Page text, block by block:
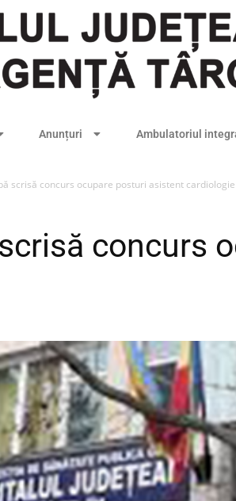
Anunțuri Ambulatoriul
scrisă concurs ocupare posturi asistent cardiologie
concurs